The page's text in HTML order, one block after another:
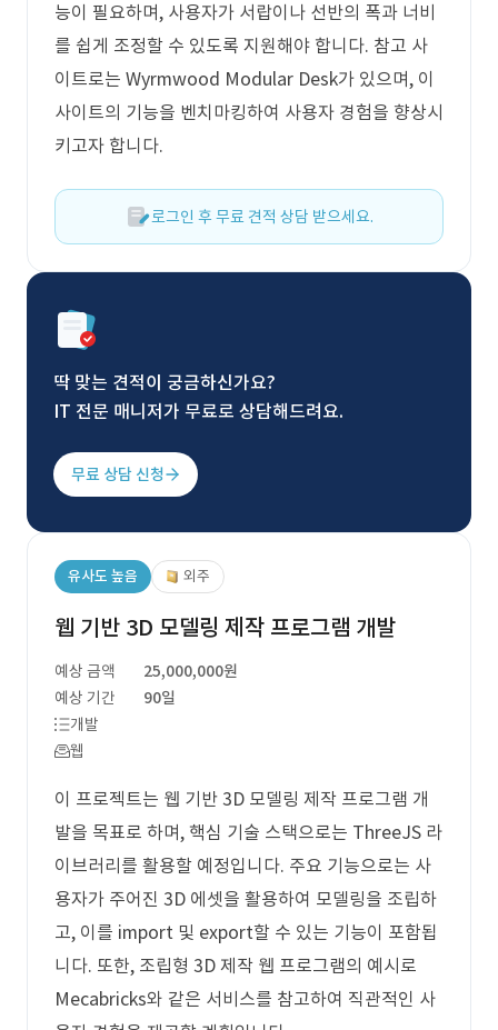
능이 필요하며, 사용자가 서랍이나 선반의 폭과 너비
를 쉽게 조정할 수 있도록 지원해야 합니다. 참고 사
이트로는 Wyrmwood Modular Desk가 있으며, 이
사이트의 기능을 벤치마킹하여 사용자 경험을 향상시
키고자 합니다.
로그인 후 무료 견적 상담 받으세요.
딱 맞는 견적이 궁금하신가요?
IT 전문 매니저가 무료로 상담해드려요.
무료 상담 신청
유사도 높음 외주
웹 기반 3D 모델링 제작 프로그램 개발
예상 금액
25,000,000원
예상 기간
90일
개발
웹
이 프로젝트는 웹 기반 3D 모델링 제작 프로그램 개
발을 목표로 하며, 핵심 기술 스택으로는 ThreeJS 라
이브러리를 활용할 예정입니다. 주요 기능으로는 사
용자가 주어진 3D 에셋을 활용하여 모델링을 조립하
고, 이를 import 및 export할 수 있는 기능이 포함됩
니다. 또한, 조립형 3D 제작 웹 프로그램의 예시로
Mecabricks와 같은 서비스를 참고하여 직관적인 사